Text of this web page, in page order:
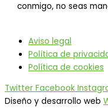
conmigo, no seas
Aviso legal
Política de
Política de cookies
Twitter Facebook
Diseño y desarrollo web